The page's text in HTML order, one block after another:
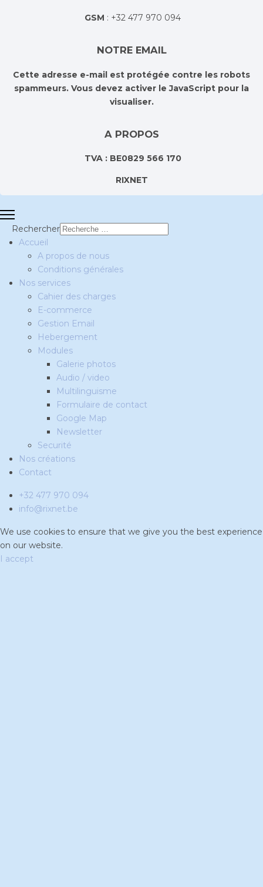
GSM : +32 477 970 094
NOTRE EMAIL
Cette adresse e-mail est protégée contre les robots
spammeurs. Vous devez activer le JavaScript pour la
visualiser.
A PROPOS
TVA : BE0829 566 170
RIXNET
Rechercher
Accueil
A propos de nous
Conditions générales
Nos services
Cahier des charges
E-commerce
Gestion Email
Hebergement
Modules
Galerie photos
Audio / video
Multilinguisme
Formulaire de contact
Google Map
Newsletter
Securité
Nos créations
Contact
+32 477 970 094
info@rixnet.be
We use cookies to ensure that we give you the best experience
on our website.
I accept